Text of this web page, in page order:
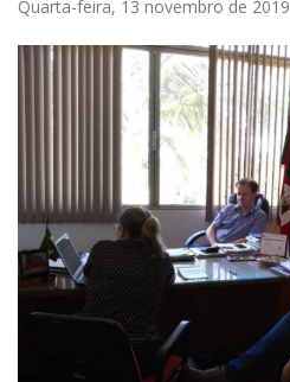
Quarta-feira, 13 novembro de 2019